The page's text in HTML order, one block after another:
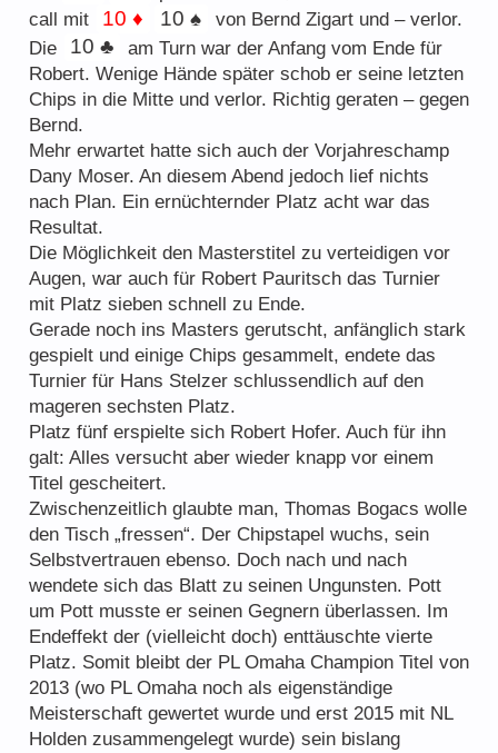
call mit
10 ♦ 10 ♠
von Bernd Zigart und – verlor.
Die
10 ♣
am Turn war der Anfang vom Ende für
Robert. Wenige Hände später schob er seine letzten
Chips in die Mitte und verlor. Richtig geraten – gegen
Bernd.
Mehr erwartet hatte sich auch der Vorjahreschamp
Dany Moser. An diesem Abend jedoch lief nichts
nach Plan. Ein ernüchternder Platz acht war das
Resultat.
Die Möglichkeit den Masterstitel zu verteidigen vor
Augen, war auch für Robert Pauritsch das Turnier
mit Platz sieben schnell zu Ende.
Gerade noch ins Masters gerutscht, anfänglich stark
gespielt und einige Chips gesammelt, endete das
Turnier für Hans Stelzer schlussendlich auf den
mageren sechsten Platz.
Platz fünf erspielte sich Robert Hofer. Auch für ihn
galt: Alles versucht aber wieder knapp vor einem
Titel gescheitert.
Zwischenzeitlich glaubte man, Thomas Bogacs wolle
den Tisch „fressen“. Der Chipstapel wuchs, sein
Selbstvertrauen ebenso. Doch nach und nach
wendete sich das Blatt zu seinen Ungunsten. Pott
um Pott musste er seinen Gegnern überlassen. Im
Endeffekt der (vielleicht doch) enttäuschte vierte
Platz. Somit bleibt der PL Omaha Champion Titel von
2013 (wo PL Omaha noch als eigenständige
Meisterschaft gewertet wurde und erst 2015 mit NL
Holden zusammengelegt wurde) sein bislang